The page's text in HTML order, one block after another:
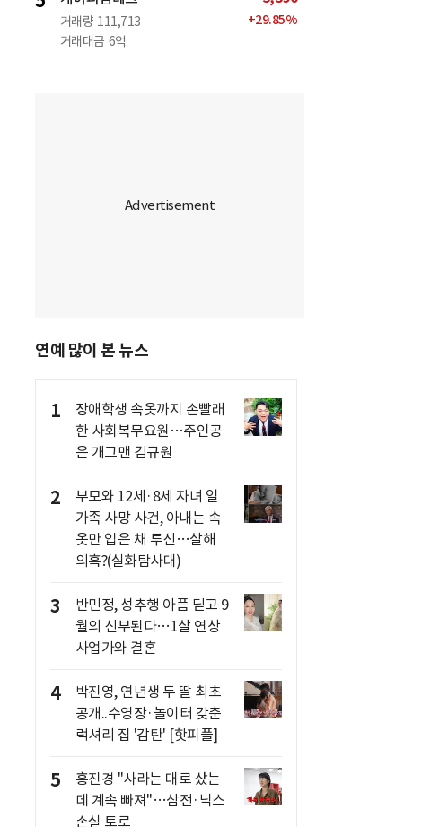
거래량 111,713
거래대금 6억
+29.85%
연예 많이 본 뉴스
1
장애학생 속옷까지 손빨래
한 사회복무요원…주인공
은 개그맨 김규원
2
부모와 12세·8세 자녀 일
가족 사망 사건, 아내는 속
옷만 입은 채 투신…살해
의혹?(실화탐사대)
3
반민정, 성추행 아픔 딛고 9
월의 신부된다…1살 연상
사업가와 결혼
4
박진영, 연년생 두 딸 최초
공개..수영장·놀이터 갖춘
럭셔리 집 '감탄' [핫피플]
5
홍진경 "사라는 대로 샀는
데 계속 빠져"…삼전·닉스
손실 토로